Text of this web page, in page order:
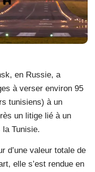
en Russie, a
à verser environ 95
tunisiens) à un
un litige lié à un
Tunisie.
d’une valeur totale de
elle s’est rendue en